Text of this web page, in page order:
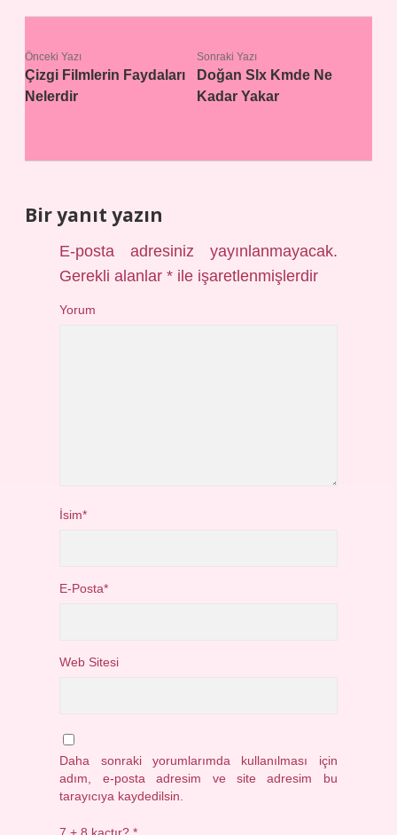
Önceki Yazı
Çizgi Filmlerin Faydaları
Nelerdir
Sonraki Yazı
Doğan Slx Kmde Ne
Kadar Yakar
Bir yanıt yazın
E-posta adresiniz yayınlanmayacak.
Gerekli alanlar* ile işaretlenmişlerdir
Yorum
İsim*
E-Posta*
Web Sitesi
Daha sonraki yorumlarımda kullanılması için
adım, e-posta adresim ve site adresim bu
tarayıcıya kaydedilsin.